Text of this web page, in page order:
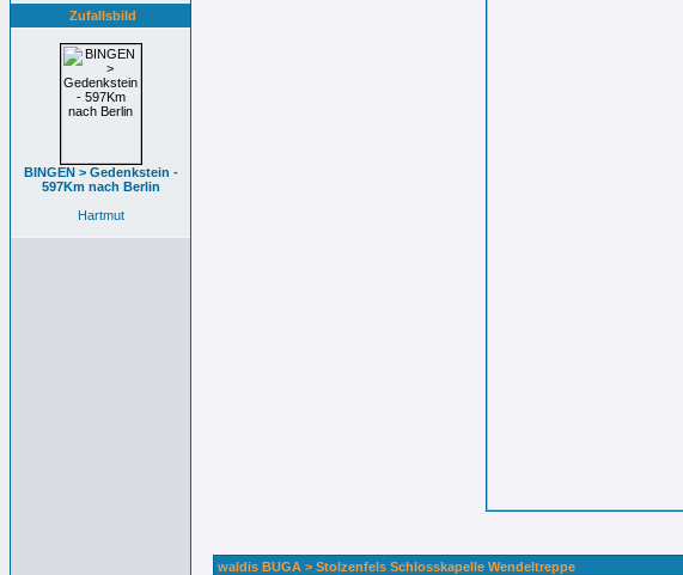
Zufallsbild
BINGEN > Gedenkstein -
597Km nach Berlin
Hartmut
waldis BUGA > Stolzenfels Schlosskapelle Wendeltreppe